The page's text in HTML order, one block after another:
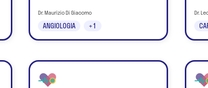
ANGIOLOGIA +1
Dr. Maurizio Di Giacomo Dr.